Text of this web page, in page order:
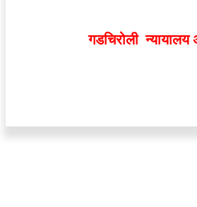
गडचिरोली न्यायालय